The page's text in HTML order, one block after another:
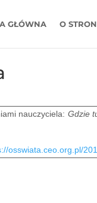
GŁÓWNA O
nauczyciela: Gdzie
osswiata.ceo.org.pl/